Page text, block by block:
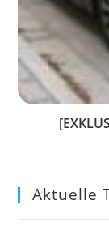
Aktuelle